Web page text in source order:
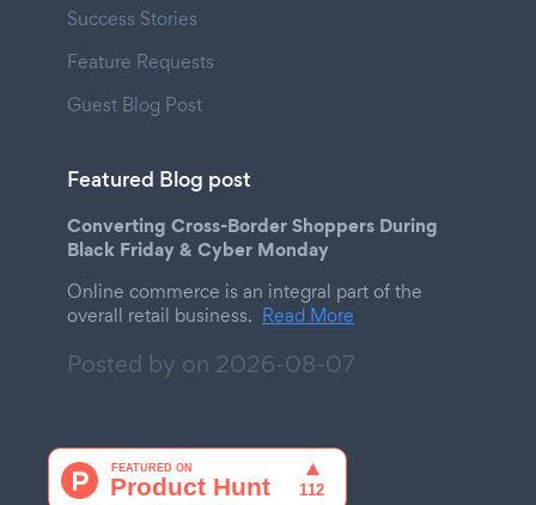
Success Stories
Feature Requests
Guest Blog Post
Featured Blog post
Converting Cross-Border Shoppers During
Black Friday & Cyber Monday
Online commerce is an integral part of the
overall retail business. Read More
Posted by on 2026-08-07